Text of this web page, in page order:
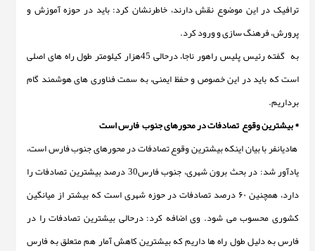
ترافیک در این موضوع نقش دارند، خاطرنشان کرد: باید در حوزه آموزش و
پرورش، فرهنگ سازی و ورود کرد.
به گفته رئیس پلیس راهور ناجا، درحالی 45هزار کیلومتر طول راه های اصلی
است که باید در این خصوص و حفظ ایمنی، به سمت فناوری های هوشمند گام
برداریم.
* بیشترین وقوع تصادفات در محورهای جنوب فارس است
هادیانفر با بیان اینکه بیشترین وقوع تصادفات در محورهای جنوب فارس است،
یادآور شد: در بحث برون شهری، جنوب فارس30 درصد بیشترین تصادفات را
دارد، همچنین ۶۰ درصد تصادفات در حوزه شهری است که بیشتر از میانگین
کشوری محسوب می شود. وی اضافه کرد: درحالی بیشترین تصادفات را در
فارس به دلیل طول راه ها داریم که بیشترین کاهش آمار هم متعلق به فارس